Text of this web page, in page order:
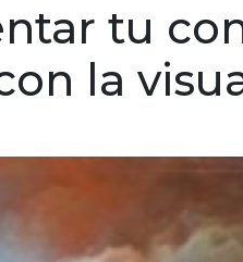
tu
la